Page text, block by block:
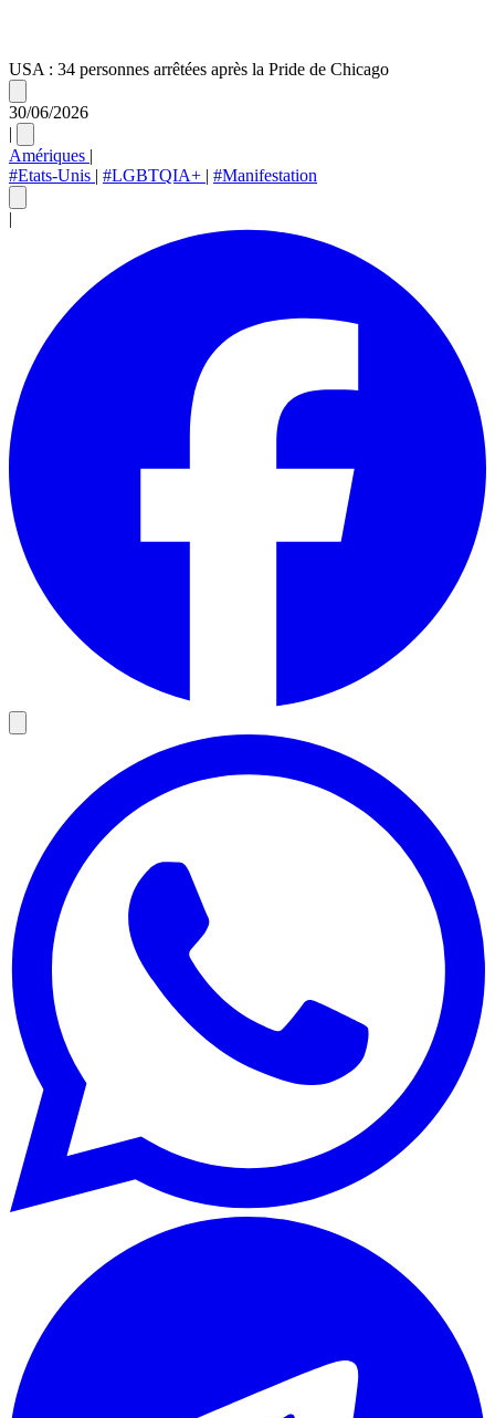
USA : 34 personnes arrêtées après la Pride de Chicago
30/06/2026
|
Amériques |
#Etats-Unis | #LGBTQIA+ | #Manifestation
|